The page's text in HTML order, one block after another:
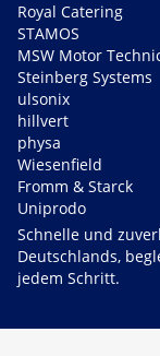
Royal Catering
STAMOS
MSW Motor
Steinberg Systems
ulsonix
hillvert
physa
Wiesenfield
Fromm & Starck
Uniprodo
Schnelle und
Deutschlands,
jedem Schritt.